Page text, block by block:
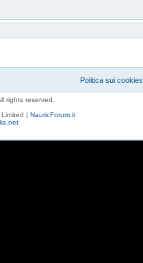
Politica sui cookies
rights reserved.
| NauticForum.it